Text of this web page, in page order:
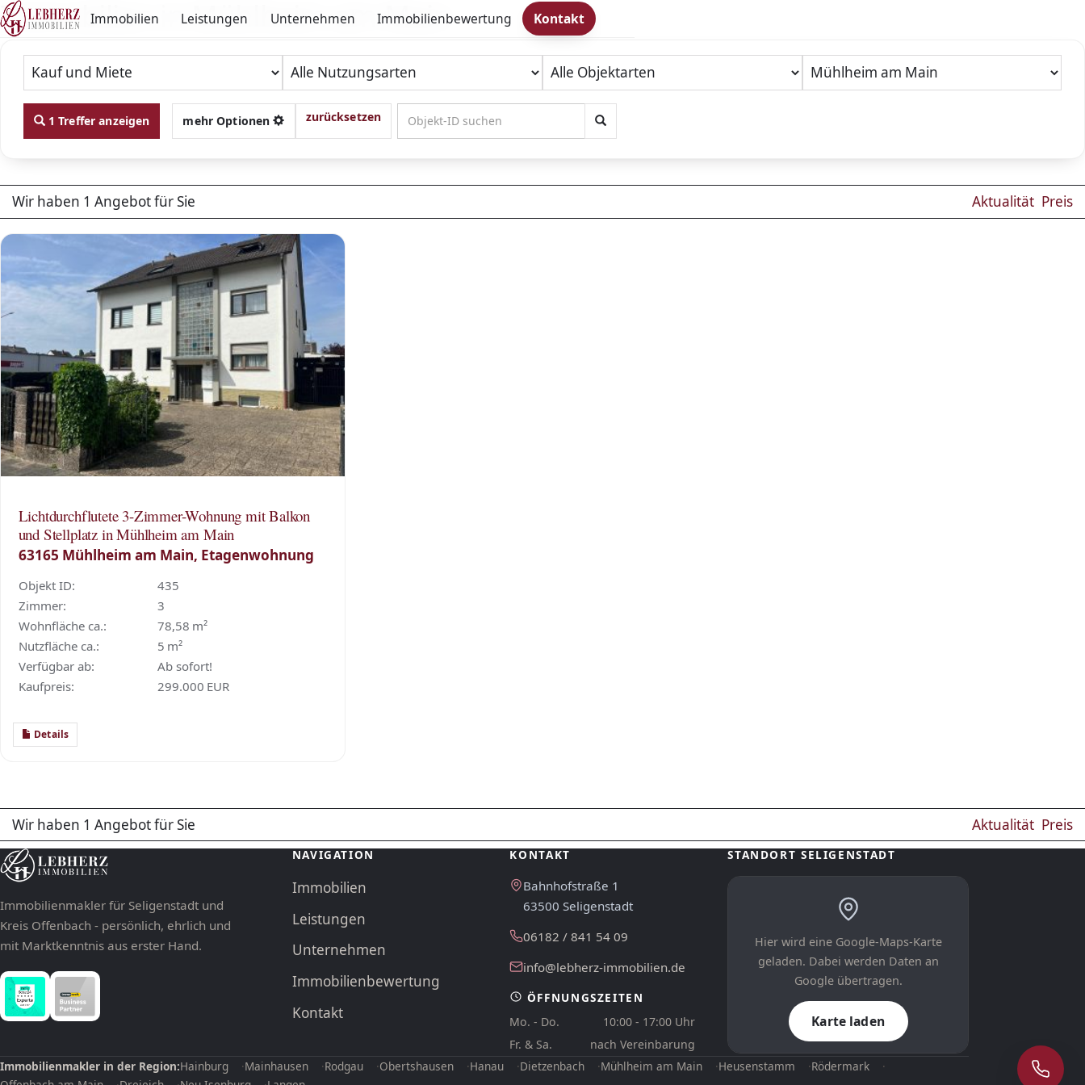
Immobilien Leistungen Unternehmen Immobilienbewertung Kontakt
Immobilien in Mühlheim am Main
1 Treffer anzeigen mehr Optionen zurücksetzen
Wir haben 1 Angebot für Sie Aktualität Preis
Lichtdurchflutete 3-Zimmer-Wohnung mit Balkon
und Stellplatz in Mühlheim am Main
63165 Mühlheim am Main, Etagenwohnung
Objekt ID:
435
Zimmer:
3
Wohnfläche ca.:
78,58 m²
Nutzfläche ca.:
5 m²
Verfügbar ab:
Ab sofort!
Kaufpreis:
299.000 EUR
Details
Wir haben 1 Angebot für Sie Aktualität Preis
Immobilienmakler für Seligenstadt und
Kreis Offenbach - persönlich, ehrlich und
mit Marktkenntnis aus erster Hand.
NAVIGATION
Immobilien
Leistungen
Unternehmen
Immobilienbewertung
Kontakt
KONTAKT
Bahnhofstraße 1
63500 Seligenstadt
06182 / 841 54 09
info@lebherz-immobilien.de
ÖFFNUNGSZEITEN
Mo. - Do.
10:00 - 17:00 Uhr
Fr. & Sa.
nach Vereinbarung
STANDORT SELIGENSTADT
Hier wird eine Google-Maps-Karte
geladen. Dabei werden Daten an
Google übertragen.
Karte laden
Immobilienmakler in der Region:Hainburg Mainhausen Rodgau Obertshausen Hanau Dietzenbach Mühlheim am Main Heusenstamm
Rödermark